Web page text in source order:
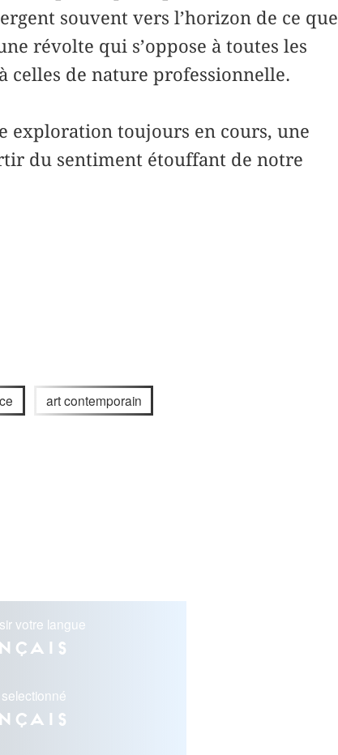
souvent vers l’horizon de ce que
révolte qui s’oppose à toutes les
celles de nature professionnelle.
exploration toujours en cours, une
du sentiment étouffant de notre
art contemporain
votre langue